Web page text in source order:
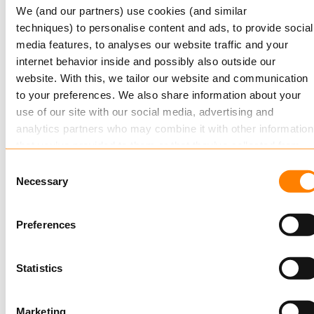
We (and our partners) use cookies (and similar
techniques) to personalise content and ads, to provide social
media features, to analyses our website traffic and your
internet behavior inside and possibly also outside our
website. With this, we tailor our website and communication
to your preferences. We also share information about your
use of our site with our social media, advertising and
analytics partners who may combine it with other information
about this in our cookie statement. Through the
cookie settings under “Details”, you can determine which
cookies we place. You can always
change or withdraw
Selection
Necessary
Preferences
Statistics
Marketing
Keylane ernennt John Reynders zum
Group CEO
Führungsteam gestärkt für die nächste
Wachstumsphase Utrecht – Keylane, führender
europäischer Anbieter von SaaS-Plattformen für
die Versicherungs-…
Mehr